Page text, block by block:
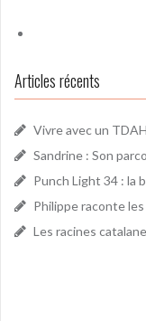
Articles récents
Vivre avec un
Sandrine : Son
Punch Light 34 : la
Philippe raconte
Les racines